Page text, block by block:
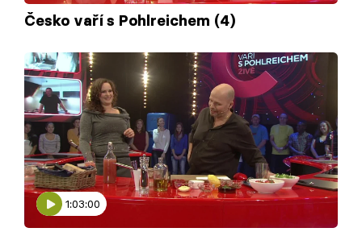
Česko vaří s Pohlreichem (4)
1:03:00